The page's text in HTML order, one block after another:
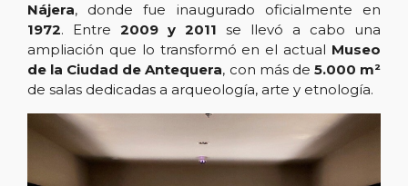
Nájera, donde fue inaugurado oficialmente en
1972. Entre 2009 y 2011 se llevó a cabo una
ampliación que lo transformó en el actual Museo
de la Ciudad de Antequera, con más de 5.000 m²
de salas dedicadas a arqueología, arte y etnología.